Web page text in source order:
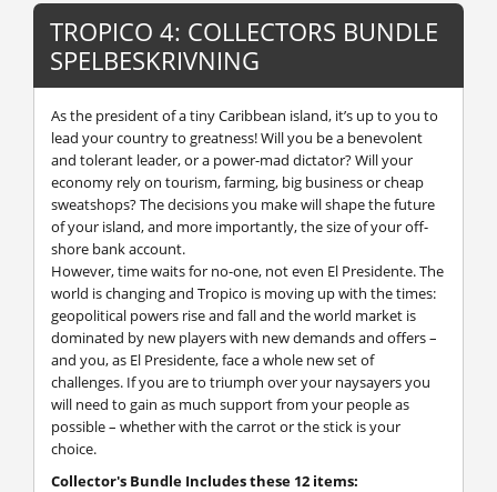
TROPICO 4: COLLECTORS BUNDLE
SPELBESKRIVNING
As the president of a tiny Caribbean island, it’s up to you to
lead your country to greatness! Will you be a benevolent
and tolerant leader, or a power-mad dictator? Will your
economy rely on tourism, farming, big business or cheap
sweatshops? The decisions you make will shape the future
of your island, and more importantly, the size of your off-
shore bank account.
However, time waits for no-one, not even El Presidente. The
world is changing and Tropico is moving up with the times:
geopolitical powers rise and fall and the world market is
dominated by new players with new demands and offers –
and you, as El Presidente, face a whole new set of
challenges. If you are to triumph over your naysayers you
will need to gain as much support from your people as
possible – whether with the carrot or the stick is your
choice.
Collector's Bundle Includes these 12 items: